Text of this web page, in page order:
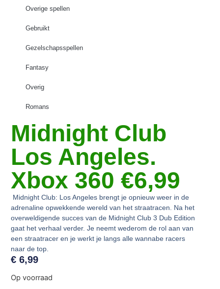
Overige spellen
Gebruikt
Gezelschapsspellen
Fantasy
Overig
Romans
Midnight Club
Los Angeles.
Xbox 360 €6,99
Midnight Club: Los Angeles brengt je opnieuw weer in de
adrenaline opwekkende wereld van het straatracen. Na het
overweldigende succes van de Midnight Club 3 Dub Edition
gaat het verhaal verder. Je neemt wederom de rol aan van
een straatracer en je werkt je langs alle wannabe racers
naar de top.
€ 6,99
Op voorraad